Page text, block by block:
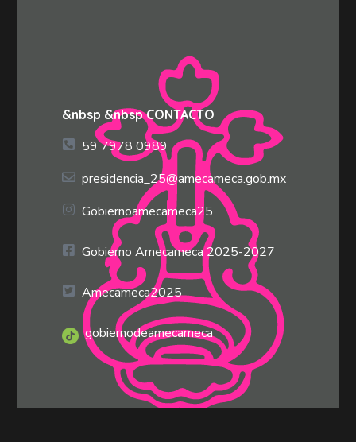
&nbsp &nbsp CONTACTO
59 7978 0989
presidencia_25@amecameca.gob.mx
Gobiernoamecameca25
Gobierno Amecameca 2025-2027
Amecameca2025
gobiernodeamecameca